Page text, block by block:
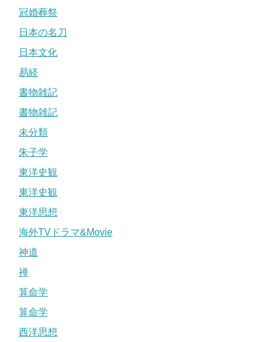
冠婚葬祭
日本の名刀
日本文化
易経
書物雑記
書物雑記
未分類
朱子学
東洋史観
東洋史観
東洋思想
海外TVドラマ&Movie
神道
禅
算命学
算命学
西洋思想